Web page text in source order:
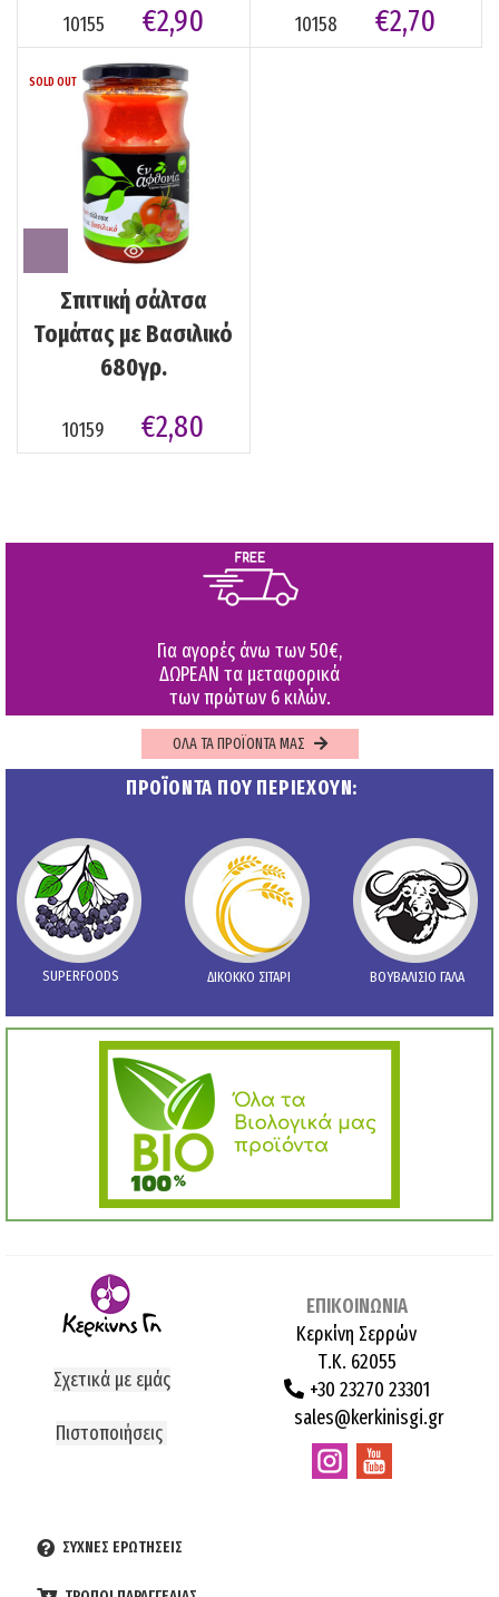
10155 €2,90 10158 €2,70
SOLD OUT
Σπιτική σάλτσα
Τομάτας με Βασιλικό
680γρ.
10159 €2,80
Για αγορές άνω των 50€,
ΔΩΡΕΑΝ τα μεταφορικά
των πρώτων 6 κιλών.
ΟΛΑ ΤΑ ΠΡΟΪΟΝΤΑ ΜΑΣ
ΠΡΟΪΟΝΤΑ ΠΟΥ ΠΕΡΙΕΧΟΥΝ:
SUPERFOODS ΔΙΚΟΚΚΟ ΣΙΤΑΡΙ ΒΟΥΒΑΛΙΣΙΟ ΓΑΛΑ
Σχετικά με εμάς
Πιστοποιήσεις
ΕΠΙΚΟΙΝΩΝΙΑ
Κερκίνη Σερρών
Τ.Κ. 62055
+30 23270 23301
sales@kerkinisgi.gr
ΣΥΧΝΕΣ ΕΡΩΤΗΣΕΙΣ